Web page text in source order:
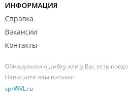
ИНФОРМАЦИЯ
Справка
Вакансии
Контакты
Обнаружили ошибку или у Вас есть
Напишите нам письмо:
spr@VL.ru